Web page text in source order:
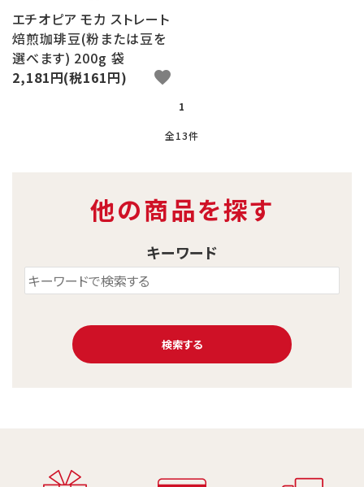
エチオピア モカ ストレート
焙煎珈琲豆(粉または豆を
選べます) 200g 袋
2,181円(税161円)
favorite
1
全13件
他の商品を探す
キーワード
検索する